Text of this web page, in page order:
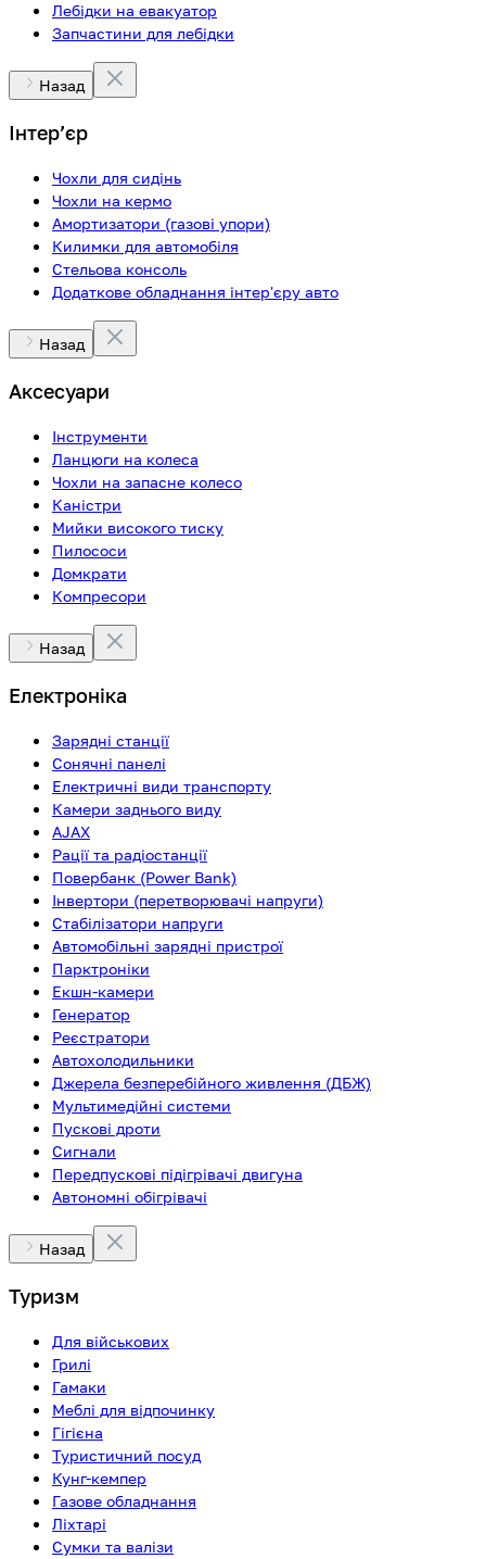
Лебідки на евакуатор
Запчастини для лебідки
Назад
Інтерʼєр
Чохли для сидінь
Чохли на кермо
Амортизатори (газові упори)
Килимки для автомобіля
Стельова консоль
Додаткове обладнання інтер'єру авто
Назад
Аксесуари
Інструменти
Ланцюги на колеса
Чохли на запасне колесо
Каністри
Мийки високого тиску
Пилососи
Домкрати
Компресори
Назад
Електроніка
Зарядні станції
Сонячні панелі
Електричні види транспорту
Камери заднього виду
AJAX
Рації та радіостанції
Повербанк (Power Bank)
Інвертори (перетворювачі напруги)
Стабілізатори напруги
Автомобільні зарядні пристрої
Парктроніки
Екшн-камери
Генератор
Реєстратори
Автохолодильники
Джерела безперебійного живлення (ДБЖ)
Мультимедійні системи
Пускові дроти
Сигнали
Передпускові підігрівачі двигуна
Автономні обігрівачі
Назад
Туризм
Для військових
Грилі
Гамаки
Меблі для відпочинку
Гігієна
Туристичний посуд
Кунг-кемпер
Газове обладнання
Ліхтарі
Сумки та валізи